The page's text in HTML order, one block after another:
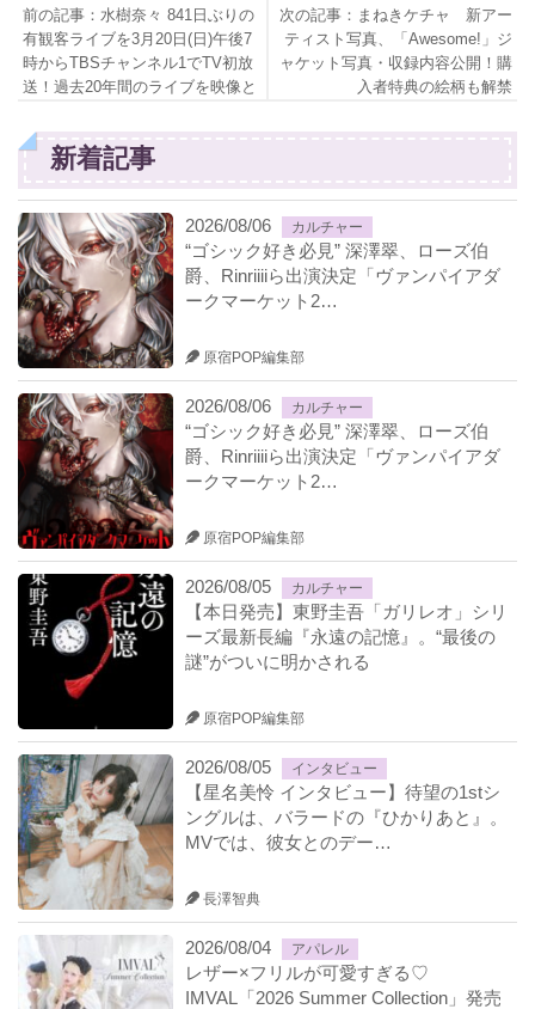
前の記事：水樹奈々 841日ぶりの
有観客ライブを3月20日(日)午後7
時からTBSチャンネル1でTV初放
送！過去20年間のライブを映像と
シャルプログラムも！
次の記事：まねきケチャ 新アー
ティスト写真、「Awesome!」ジ
ャケット写真・収録内容公開！購
入者特典の絵柄も解禁
新着記事
2026/08/06 カルチャー
“ゴシック好き必見” 深澤翠、ローズ伯
爵、Rinriiiiら出演決定「ヴァンパイアダ
ークマーケット2…
原宿POP編集部
2026/08/06 カルチャー
“ゴシック好き必見” 深澤翠、ローズ伯
爵、Rinriiiiら出演決定「ヴァンパイアダ
ークマーケット2…
原宿POP編集部
2026/08/05 カルチャー
【本日発売】東野圭吾「ガリレオ」シリ
ーズ最新長編『永遠の記憶』。“最後の
謎”がついに明かされる
原宿POP編集部
2026/08/05 インタビュー
【星名美怜 インタビュー】待望の1stシ
ングルは、バラードの『ひかりあと』。
MVでは、彼女とのデー…
長澤智典
2026/08/04 アパレル
レザー×フリルが可愛すぎる♡
IMVAL「2026 Summer Collection」発売